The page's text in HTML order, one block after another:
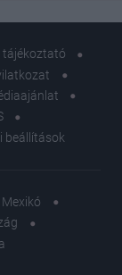
tájékoztató
beállítások
Mexikó